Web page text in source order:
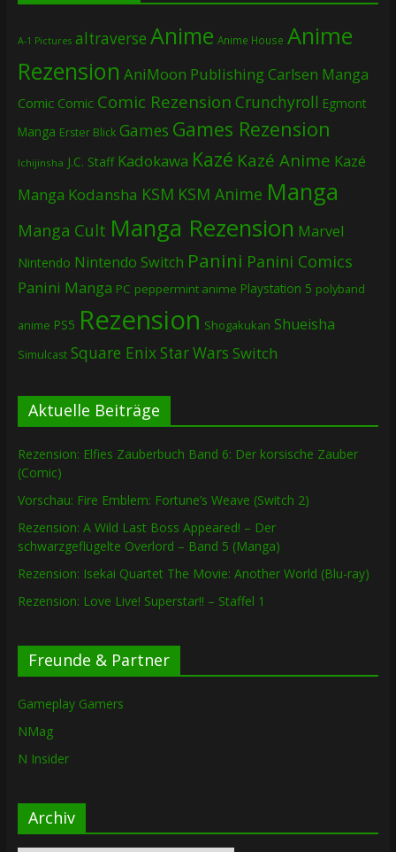
A-1 Pictures altraverse Anime Anime House Anime
Rezension AniMoon PublishingCarlsen Manga
Comic Comic Comic Rezension Crunchyroll Egmont
Manga Erster Blick Games Games Rezension
Ichijinsha J.C. Staff Kadokawa Kazé Kazé Anime Kazé
Manga Kodansha KSM KSM Anime Manga
Manga Cult Manga Rezension Marvel
Nintendo Nintendo Switch Panini Panini Comics
Panini Manga PC peppermint anime Playstation 5 polyband
anime PS5 Rezension Shogakukan Shueisha
Simulcast Square EnixStar Wars Switch
Aktuelle Beiträge
Rezension: Elfies Zauberbuch Band 6: Der korsische Zauber
(Comic)
Vorschau: Fire Emblem: Fortune’s Weave (Switch 2)
Rezension: A Wild Last Boss Appeared! – Der
schwarzgeflügelte Overlord – Band 5 (Manga)
Rezension: Isekai Quartet The Movie: Another World (Blu-ray)
Rezension: Love Live! Superstar!! – Staffel 1
Freunde & Partner
Gameplay Gamers
NMag
N Insider
Archiv